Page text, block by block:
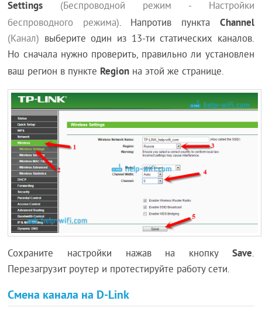
Settings
(Беспроводной режим - Настройки
беспроводного режима). Напротив пункта Channel
(Канал) выберите один из 13-ти статических каналов.
Но сначала нужно проверить, правильно ли установлен
ваш регион в пункте Region на этой же странице.
Сохраните настройки нажав на кнопку Save.
Перезагрузит роутер и протестируйте работу сети.
Смена канала на D-Link